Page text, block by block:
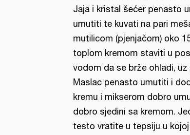
Jaja i kristal šećer penasto
umutiti te kuvati na pari
mutilicom (pjenjačom) oko
toplom kremom staviti u
vodom da se brže ohladi,
Maslac penasto umutiti i
kremu i mikserom dobro
dobro sjedini sa kremom.
testo vratite u tepsiju u